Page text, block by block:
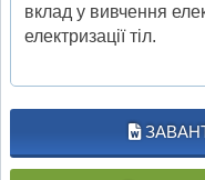
вклад у вивчення
електризації тіл.